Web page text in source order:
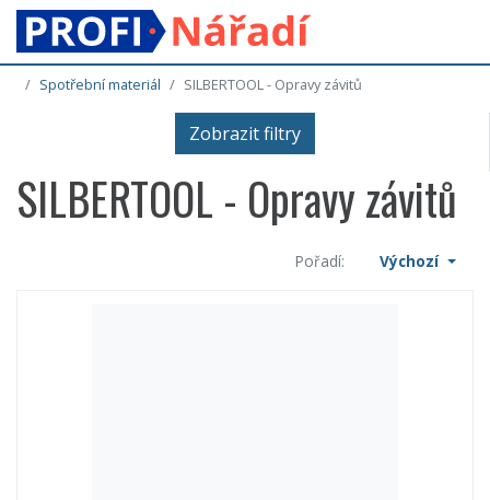
Spotřební materiál SILBERTOOL - Opravy závitů
Zobrazit filtry
SILBERTOOL - Opravy závitů
Pořadí: Výchozí